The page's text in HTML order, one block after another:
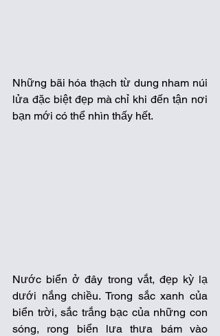
Những bãi hóa thạch từ dung nham núi
lửa đặc biệt đẹp mà chỉ khi đến tận nơi
bạn mới có thể nhìn thấy hết.
Nước biển ở đây trong vắt, đẹp kỳ lạ
dưới nắng chiều. Trong sắc xanh của
biển trời, sắc trắng bạc của những con
sóng, rong biển lưa thưa bám vào